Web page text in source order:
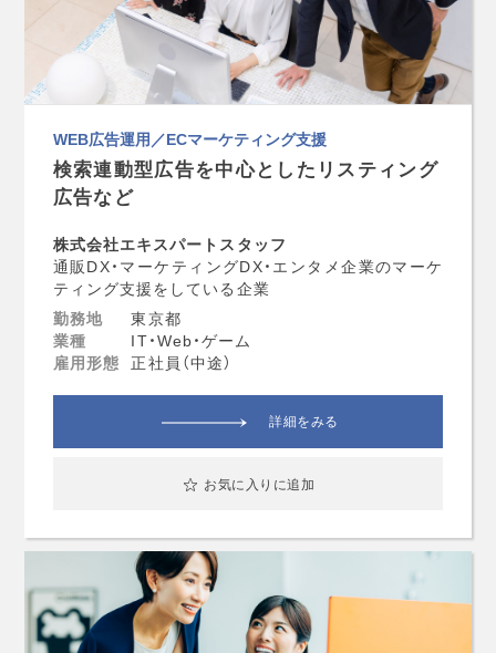
WEB広告運用／ECマーケティング支援
検索連動型広告を中心としたリスティング
広告など
株式会社エキスパートスタッフ
通販DX・マーケティングDX・エンタメ企業のマーケ
ティング支援をしている企業
勤務地
東京都
業種
IT・Web・ゲーム
雇用形態 正社員（中途）
詳細をみる
お気に入りに追加